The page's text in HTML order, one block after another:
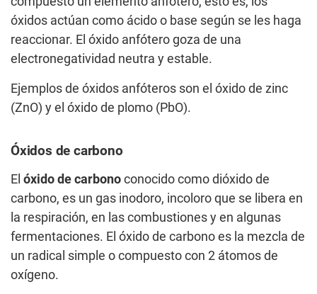
óxidos actúan como ácido o base según se les haga
reaccionar. El óxido anfótero goza de una
electronegatividad neutra y estable.
Ejemplos de óxidos anfóteros son el óxido de zinc
(ZnO) y el óxido de plomo (PbO).
Óxidos de carbono
El óxido de carbono conocido como dióxido de
carbono, es un gas inodoro, incoloro que se libera en
la respiración, en las combustiones y en algunas
fermentaciones. El óxido de carbono es la mezcla de
un radical simple o compuesto con 2 átomos de
oxígeno.